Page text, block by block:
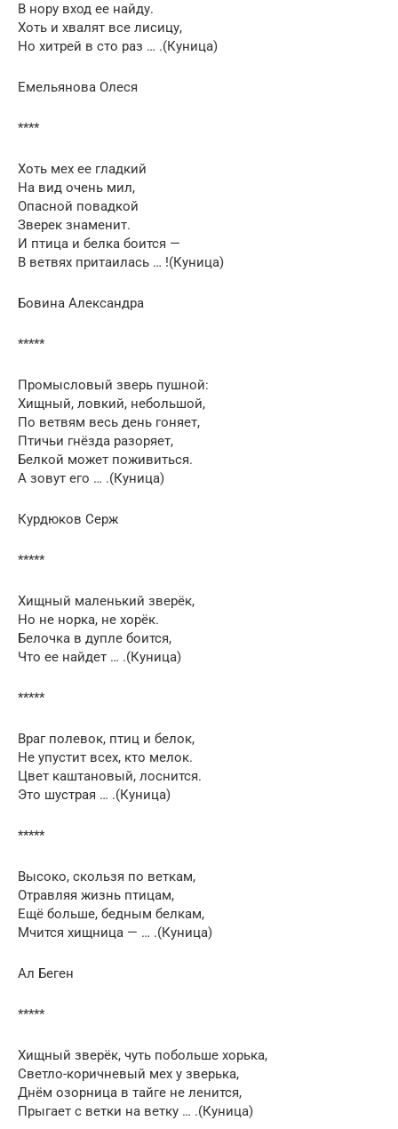
В нору вход ее найду.
Хоть и хвалят все лисицу,
Но хитрей в сто раз … .(Куница)
Емельянова Олеся
****
Хоть мех ее гладкий
На вид очень мил,
Опасной повадкой
Зверек знаменит.
И птица и белка боится —
В ветвях притаилась … !(Куница)
Бовина Александра
*****
Промысловый зверь пушной:
Хищный, ловкий, небольшой,
По ветвям весь день гоняет,
Птичьи гнёзда разоряет,
Белкой может поживиться.
А зовут его … .(Куница)
Курдюков Серж
*****
Хищный маленький зверёк,
Но не норка, не хорёк.
Белочка в дупле боится,
Что ее найдет … .(Куница)
*****
Враг полевок, птиц и белок,
Не упустит всех, кто мелок.
Цвет каштановый, лоснится.
Это шустрая … .(Куница)
*****
Высоко, скользя по веткам,
Отравляя жизнь птицам,
Ещё больше, бедным белкам,
Мчится хищница — … .(Куница)
Ал Беген
*****
Хищный зверёк, чуть побольше хорька,
Светло-коричневый мех у зверька,
Днём озорница в тайге не ленится,
Прыгает с ветки на ветку … .(Куница)